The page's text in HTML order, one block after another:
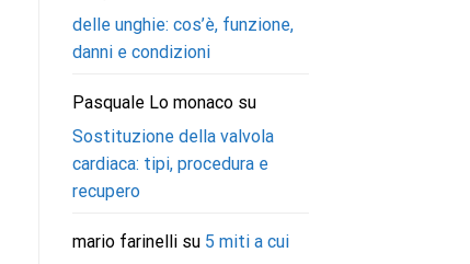
delle unghie: cos’è, funzione,
danni e condizioni
Pasquale Lo monacosu
Sostituzione della valvola
cardiaca: tipi, procedura e
recupero
mario farinellisu 5 miti a cui